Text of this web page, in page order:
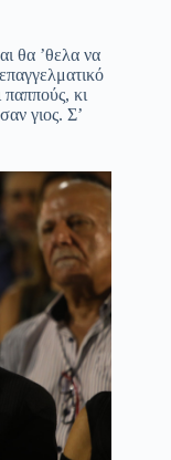
θα ’θελα να
κι
γιος. Σ’